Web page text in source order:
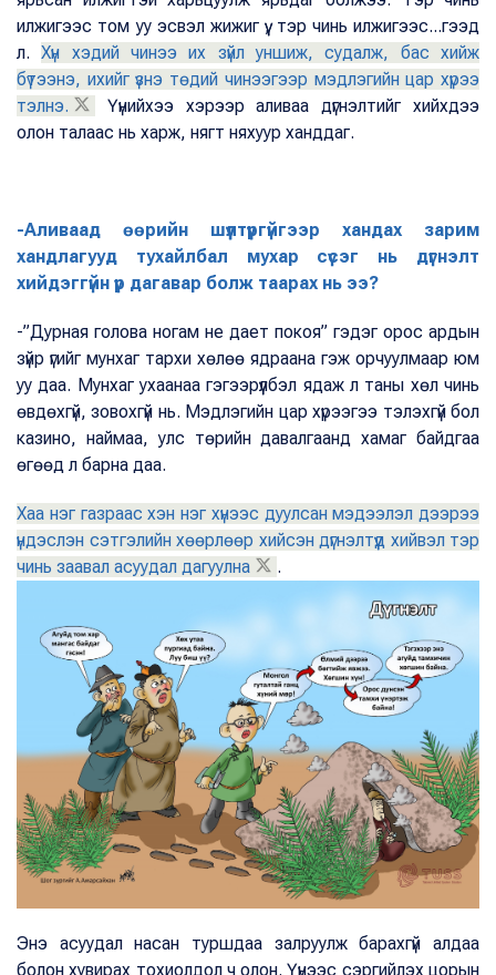
илжигээс том уу эсвэл жижиг үү, тэр чинь илжигээс...гээд
л.Хүн хэдий чинээ их зүйл уншиж, судалж, бас хийж
бүтээнэ, ихийг үзнэ төдий чинээгээр мэдлэгийн цар хүрээ
тэлнэ.
Үүнийхээ хэрээр аливаа дүгнэлтийг хийхдээ
олон талаас нь харж, нягт няхуур ханддаг.
-Аливаад өөрийн шүүлтүүргүйгээр хандах зарим
хандлагууд тухайлбал мухар сүсэг нь дүгнэлт
хийдэггүйн үр дагавар болж таарах нь ээ?
-”Дурная голова ногам не дает покоя” гэдэг орос ардын
зүйр үгийг мунхаг тархи хөлөө ядраана гэж орчуулмаар юм
уу даа. Мунхаг ухаанаа гэгээрүүлбэл ядаж л таны хөл чинь
өвдөхгүй, зовохгүй нь. Мэдлэгийн цар хүрээгээ тэлэхгүй бол
казино, наймаа, улс төрийн давалгаанд хамаг байдгаа
өгөөд л барна даа.
Хаа нэг газраас хэн нэг хүнээс дуулсан мэдээлэл дээрээ
үндэслэн сэтгэлийн хөөрлөөр хийсэн дүгнэлтүүд хийвэл тэр
чинь заавал асуудал дагуулна
.
Энэ асуудал насан туршдаа залруулж барахгүй алдаа
болон хувирах тохиолдол ч олон. Үүнээс сэргийлэх цорын